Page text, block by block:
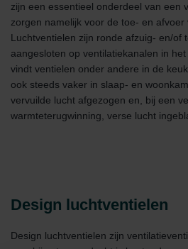
zijn een essentieel onderdeel van een
zorgen namelijk voor de toe- en afvoer
Luchtventielen zijn ronde afzuig- en/of
aangesloten op ventilatiekanalen in
vindt ventielen onder andere in de
ook steeds vaker in slaap- en
vervuilde lucht afgezogen en, bij een
warmteterugwinning, verse lucht
Design luchtventielen
Design luchtventielen zijn